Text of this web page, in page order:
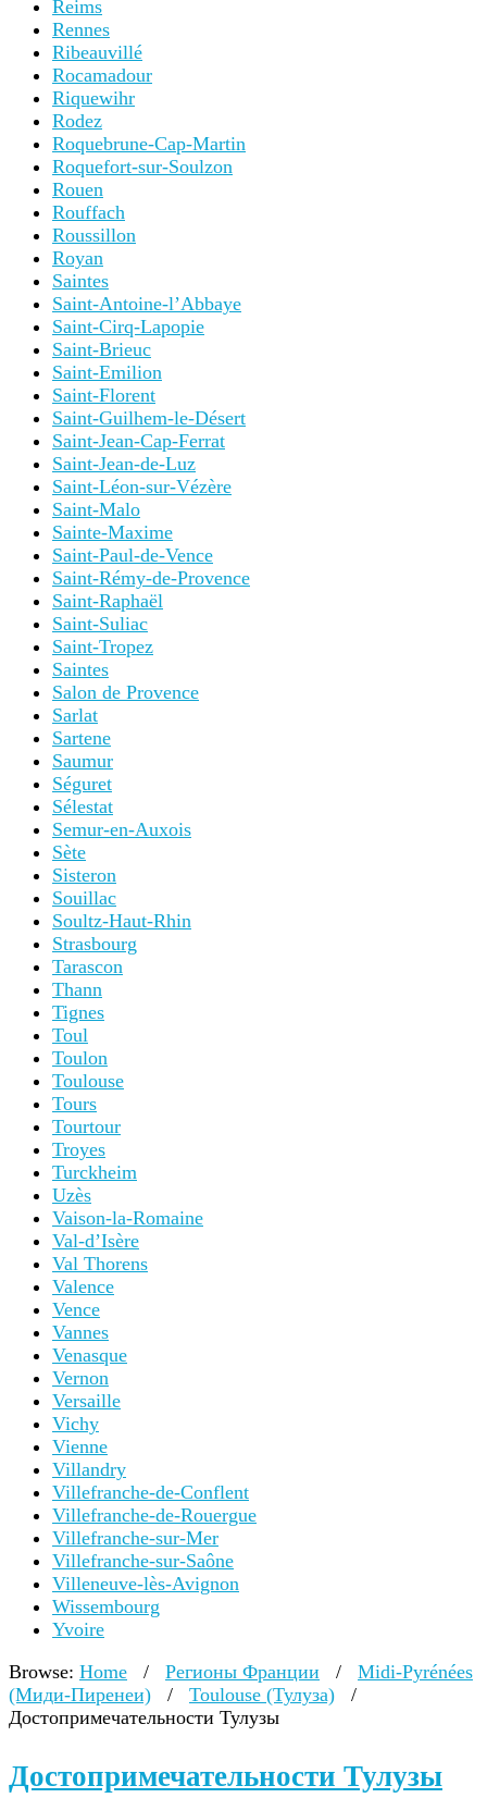
Reims
Rennes
Ribeauvillé
Rocamadour
Riquewihr
Rodez
Roquebrune-Cap-Martin
Roquefort-sur-Soulzon
Rouen
Rouffach
Roussillon
Royan
Saintes
Saint-Antoine-l’Abbaye
Saint-Cirq-Lapopie
Saint-Brieuc
Saint-Emilion
Saint-Florent
Saint-Guilhem-le-Désert
Saint-Jean-Cap-Ferrat
Saint-Jean-de-Luz
Saint-Léon-sur-Vézère
Saint-Malo
Sainte-Maxime
Saint-Paul-de-Vence
Saint-Rémy-de-Provence
Saint-Raphaël
Saint-Suliac
Saint-Tropez
Saintes
Salon de Provence
Sarlat
Sartene
Saumur
Séguret
Sélestat
Semur-en-Auxois
Sète
Sisteron
Souillac
Soultz-Haut-Rhin
Strasbourg
Tarascon
Thann
Tignes
Toul
Toulon
Toulouse
Tours
Tourtour
Troyes
Turckheim
Uzès
Vaison-la-Romaine
Val-d’Isère
Val Thorens
Valence
Vence
Vannes
Venasque
Vernon
Versaille
Vichy
Vienne
Villandry
Villefranche-de-Conflent
Villefranche-de-Rouergue
Villefranche-sur-Mer
Villefranche-sur-Saône
Villeneuve-lès-Avignon
Wissembourg
Yvoire
Browse: Home / Регионы Франции /
Midi-Pyrénées
(Миди-Пиренеи)
/ Toulouse (Тулуза)
/
Достопримечательности Тулузы
Достопримечательности Тулузы